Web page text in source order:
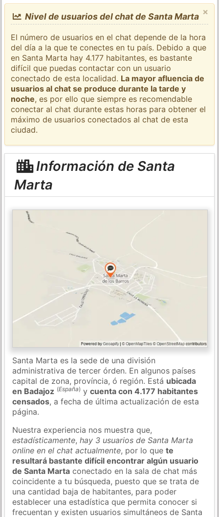
×
Nivel de usuarios del chat de Santa Marta
El número de usuarios en el chat depende de la hora
del día a la que te conectes en tu país. Debido a que
en Santa Marta hay 4.177 habitantes, es bastante
difícil que puedas contactar con un usuario
conectado de esta localidad. La mayor afluencia de
usuarios al chat se produce durante la tarde y
noche, es por ello que siempre es recomendable
conectar al chat durante estas horas para obtener el
máximo de usuarios conectados al chat de esta
ciudad.
Información de Santa
Marta
Santa Marta es la sede de una división
administrativa de tercer órden. En algunos países
capital de zona, província, ó región. Está ubicada
en Badajoz (España) ycuenta con 4.177 habitantes
censados, a fecha de última actualización de esta
página.
Nuestra experiencia nos muestra que,
estadísticamente,hay 3 usuarios de Santa Marta
online en el chat actualmente, por lo quete
resultará bastante difícil encontrar algún usuario
de Santa Marta conectado en la sala de chat más
coincidente a tu búsqueda, puesto que se trata de
una cantidad baja de habitantes, para poder
establecer una estadística que permita conocer si
frecuentan y existen usuarios simultáneos de Santa